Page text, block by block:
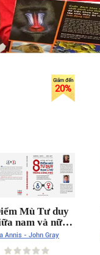
20%
Mù Tư duy
nam và nữ
công việc
Annis - John Gray